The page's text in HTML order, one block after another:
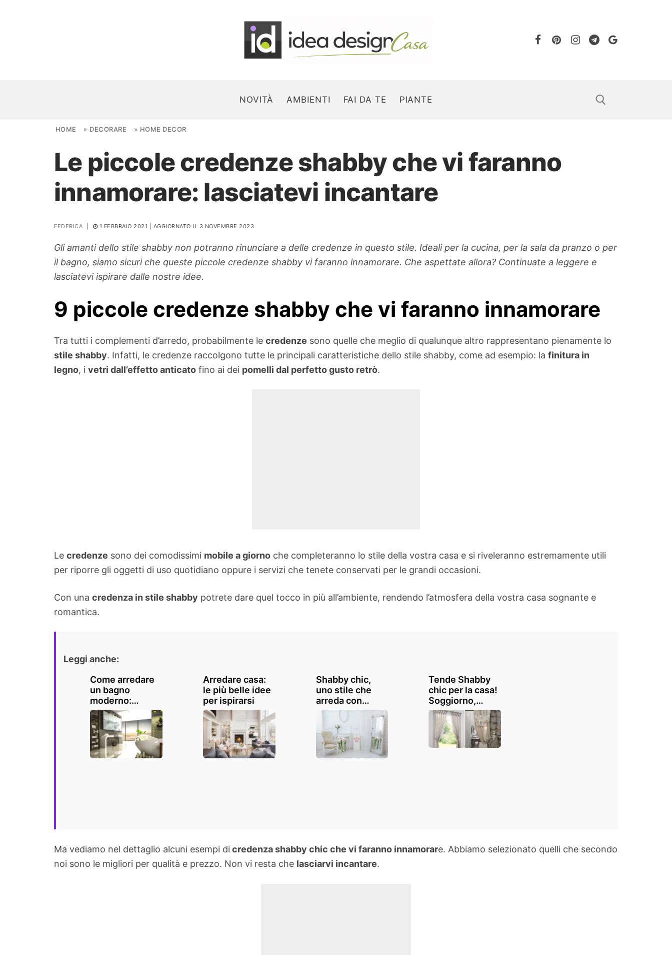
NOVITÀ AMBIENTI FAI DA TE PIANTE
Search for:
NOVITÀ
AMBIENTI
Ortaggio
Search for:
HOME » DECORARE » HOME DECOR
Le piccole credenze shabby che vi faranno
innamorare: lasciatevi incantare
FEDERICA 1 FEBBRAIO 2021 | AGGIORNATO IL 3 NOVEMBRE 2023
Gli amanti dello stile shabby non potranno rinunciare a delle credenze in questo stile. Ideali per la cucina, per la sala da pranzo o per
il bagno, siamo sicuri che queste piccole credenze shabby vi faranno innamorare. Che aspettate allora? Continuate a leggere e
lasciatevi ispirare dalle nostre idee.
9 piccole credenze shabby che vi faranno innamorare
Tra tutti i complementi d’arredo, probabilmente le credenze sono quelle che meglio di qualunque altro rappresentano pienamente lo
stile shabby. Infatti, le credenze raccolgono tutte le principali caratteristiche dello stile shabby, come ad esempio: la finitura in
legno, i vetri dall’effetto anticato fino ai dei pomelli dal perfetto gusto retrò.
Le credenze sono dei comodissimi mobile a giorno che completeranno lo stile della vostra casa e si riveleranno estremamente utili
per riporre gli oggetti di uso quotidiano oppure i servizi che tenete conservati per le grandi occasioni.
Con una credenza in stile shabby potrete dare quel tocco in più all’ambiente, rendendo l’atmosfera della vostra casa sognante e
romantica.
Leggi anche:
Come arredare
un bagno
moderno:
consigli e
ispirazioni
Arredare casa:
le più belle idee
per ispirarsi
Shabby chic,
uno stile che
arreda con
gusto: consigli e
ispirazioni
Tende Shabby
chic per la casa!
Soggiorno,
cucina, camera
e bagno
Ma vediamo nel dettaglio alcuni esempi di credenza shabby chic che vi faranno innamorare. Abbiamo selezionato quelli che secondo
noi sono le migliori per qualità e prezzo. Non vi resta che lasciarvi incantare.